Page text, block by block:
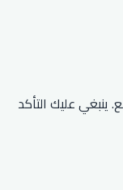
عليك التأكد